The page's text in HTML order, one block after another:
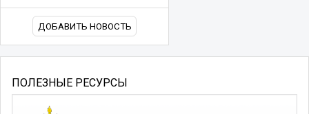
ДОБАВИТЬ НОВОСТЬ
ПОЛЕЗНЫЕ РЕСУРСЫ